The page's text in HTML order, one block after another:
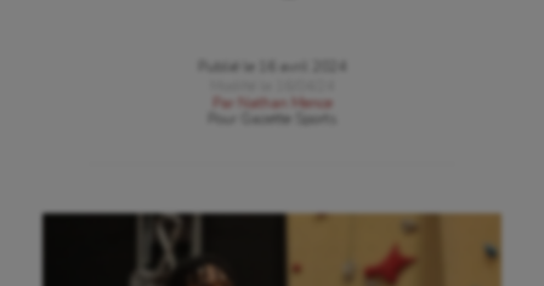
Publié le
16 avril 2024
Par
Nathan Mence
Gazette Sports